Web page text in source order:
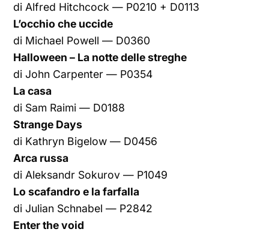
di Alfred Hitchcock — P0210 + D0113
L’occhio che uccide
di Michael Powell — D0360
Halloween – La notte delle streghe
di John Carpenter — P0354
La casa
di Sam Raimi — D0188
Strange Days
di Kathryn Bigelow — D0456
Arca russa
di Aleksandr Sokurov — P1049
Lo scafandro e la farfalla
di Julian Schnabel — P2842
Enter the void